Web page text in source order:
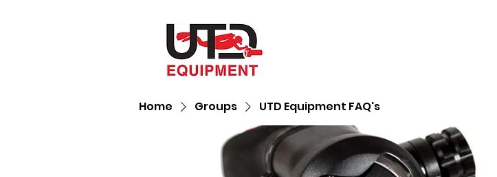
Home Groups UTD Equipment FAQ's